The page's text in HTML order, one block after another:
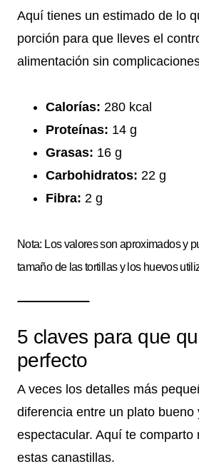
Aquí tienes un estimado de lo
porción para que lleves el
alimentación sin
Calorías: 280 kcal
Proteínas: 14 g
Grasas: 16 g
Carbohidratos: 22 g
Fibra: 2 g
Nota: Los valores son aproximados y
tamaño de las tortillas y los huevos
5 claves para que
perfecto
A veces los detalles más
diferencia entre un plato bueno
espectacular. Aquí te comparto
estas canastillas.